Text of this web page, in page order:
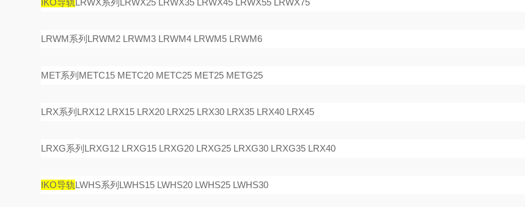
IKO导轨LRWX系列LRWX25 LRWX35 LRWX45 LRWX55 LRWX75
LRWM系列LRWM2 LRWM3 LRWM4 LRWM5 LRWM6
MET系列METC15 METC20 METC25 MET25 METG25
LRX系列LRX12 LRX15 LRX20 LRX25 LRX30 LRX35 LRX40 LRX45
LRXG系列LRXG12 LRXG15 LRXG20 LRXG25 LRXG30 LRXG35 LRX40
IKO导轨LWHS系列LWHS15 LWHS20 LWHS25 LWHS30